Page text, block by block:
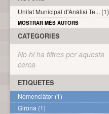
Unitat Municipal d'Anàlisi Te... (1)
MOSTRAR MÉS AUTORS
CATEGORIES
No hi ha filtres per aquesta
cerca
ETIQUETES
Nomenclàtor (1)
Girona (1)